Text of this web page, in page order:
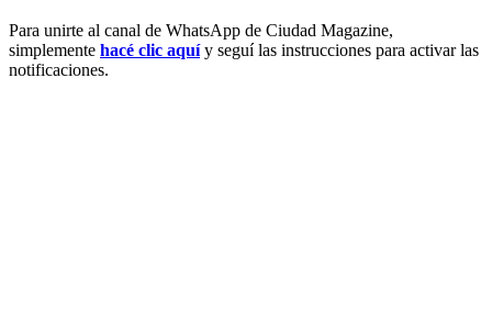
Para unirte al canal de WhatsApp de Ciudad Magazine,
simplemente hacé clic aquíy seguí las instrucciones para activar las
notificaciones.